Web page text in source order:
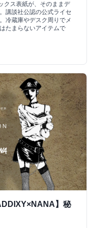
クス表紙が、そのままデ
講談社公認の公式ライセ
冷蔵庫やデスク周りでメ
たまらないアイテムで
】秘